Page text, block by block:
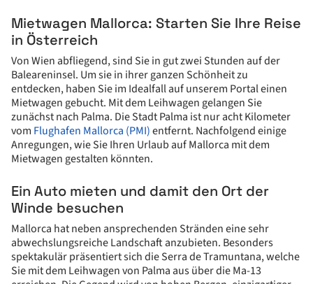
Mietwagen Mallorca: Starten Sie Ihre Reise
in Österreich
Von Wien abfliegend, sind Sie in gut zwei Stunden auf der
Baleareninsel. Um sie in ihrer ganzen Schönheit zu
entdecken, haben Sie im Idealfall auf unserem Portal einen
Mietwagen gebucht. Mit dem Leihwagen gelangen Sie
zunächst nach Palma. Die Stadt Palma ist nur acht Kilometer
vom Flughafen Mallorca (PMI)entfernt. Nachfolgend einige
Anregungen, wie Sie Ihren Urlaub auf Mallorca mit dem
Mietwagen gestalten könnten.
Ein Auto mieten und damit den Ort der
Winde besuchen
Mallorca hat neben ansprechenden Stränden eine sehr
abwechslungsreiche Landschaft anzubieten. Besonders
spektakulär präsentiert sich die Serra de Tramuntana, welche
Sie mit dem Leihwagen von Palma aus über die Ma-13